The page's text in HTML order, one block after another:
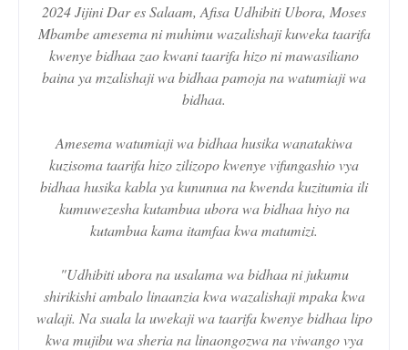
2024 Jijini Dar es Salaam, Afisa Udhibiti Ubora, Moses
Mbambe amesema ni muhimu wazalishaji kuweka taarifa
kwenye bidhaa zao kwani taarifa hizo ni mawasiliano
baina ya mzalishaji wa bidhaa pamoja na watumiaji wa
bidhaa.
Amesema watumiaji wa bidhaa husika wanatakiwa
kuzisoma taarifa hizo zilizopo kwenye vifungashio vya
bidhaa husika kabla ya kununua na kwenda kuzitumia ili
kumuwezesha kutambua ubora wa bidhaa hiyo na
kutambua kama itamfaa kwa matumizi.
"Udhibiti ubora na usalama wa bidhaa ni jukumu
shirikishi ambalo linaanzia kwa wazalishaji mpaka kwa
walaji. Na suala la uwekaji wa taarifa kwenye bidhaa lipo
kwa mujibu wa sheria na linaongozwa na viwango vya